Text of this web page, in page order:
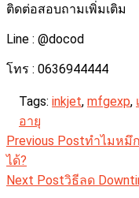
ติดต่อสอบถามเพิ่มเติม
Line : @docod
โทร : 0636944444
Tags: inkjet, mfgexp,
อายุ
Read
more
articles
Previous Postทำไมหมึ
ได้?
Next Postวิธีลด